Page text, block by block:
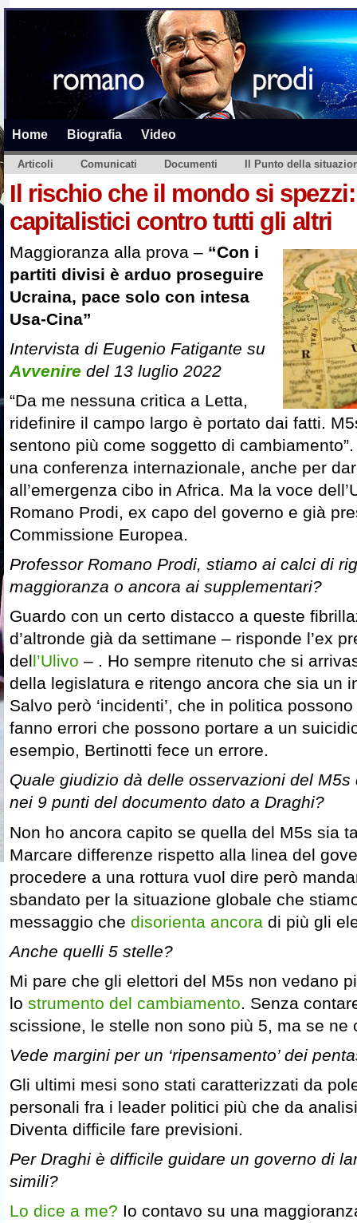
Home Biografia Video
Articoli Comunicati Documenti Il Punto della
Il rischio che il mondo si
capitalistici contro tutti gli altri
Maggioranza alla prova – “Con i
partiti divisi è arduo proseguire
Ucraina, pace solo con intesa
Usa-Cina”
Intervista di Eugenio Fatigante su
Avvenire del 13 luglio 2022
“Da me nessuna critica a Letta,
ridefinire il campo largo è portato dai fatti.
sentono più come soggetto di
una conferenza internazionale, anche per
all’emergenza cibo in Africa. Ma la voce
Romano Prodi, ex capo del governo e già
Commissione Europea.
Professor Romano Prodi, stiamo ai calci di
maggioranza o ancora ai supplementari?
Guardo con un certo distacco a queste
d’altronde già da settimane – risponde l’ex
dell’Ulivo – . Ho sempre ritenuto che si
della legislatura e ritengo ancora che sia un
Salvo però ‘incidenti’, che in politica
fanno errori che possono portare a un
esempio, Bertinotti fece un errore.
Quale giudizio dà delle osservazioni del
nei 9 punti del documento dato a Draghi?
Non ho ancora capito se quella del M5s sia
Marcare differenze rispetto alla linea del
procedere a una rottura vuol dire però
sbandato per la situazione globale che
messaggio che disorienta ancora di più gli
Anche quelli 5 stelle?
Mi pare che gli elettori del M5s non vedano
lo strumento del cambiamento. Senza
scissione, le stelle non sono più 5, ma se ne
Vede margini per un ‘ripensamento’ dei
Gli ultimi mesi sono stati caratterizzati da
personali fra i leader politici più che da
Diventa difficile fare previsioni.
Per Draghi è difficile guidare un governo di
simili?
Lo dice a me? Io contavo su una